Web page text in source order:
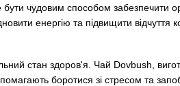
чудовим способом забезпечити
енергію та підвищити відчуття
стан здоров'я. Чай Dovbush,
боротися зі стресом та